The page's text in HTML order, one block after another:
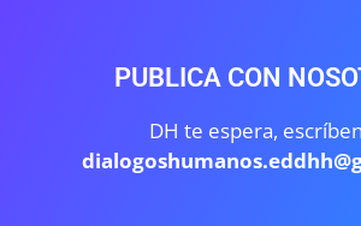
PUBLICA CON
DH te espera,